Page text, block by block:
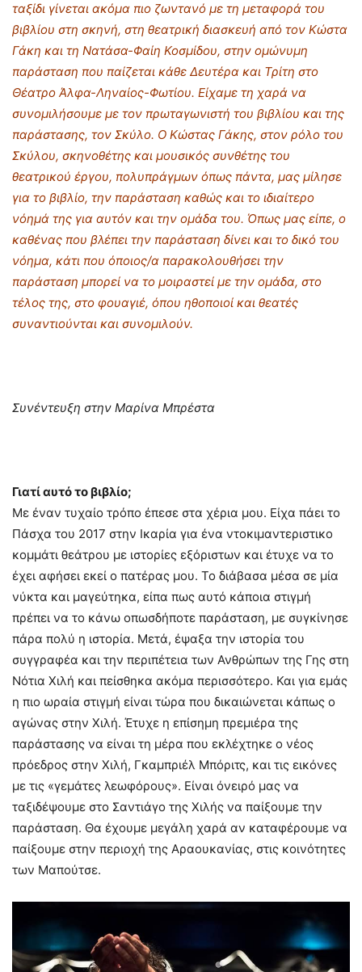
ταξίδι γίνεται ακόμα πιο ζωντανό με τη μεταφορά του
βιβλίου στη σκηνή, στη θεατρική διασκευή από τον Κώστα
Γάκη και τη Νατάσα-Φαίη Κοσμίδου, στην ομώνυμη
παράσταση που παίζεται κάθε Δευτέρα και Τρίτη στο
Θέατρο Άλφα-Ληναίος-Φωτίου. Είχαμε τη χαρά να
συνομιλήσουμε με τον πρωταγωνιστή του βιβλίου και της
παράστασης, τον Σκύλο. Ο Κώστας Γάκης, στον ρόλο του
Σκύλου, σκηνοθέτης και μουσικός συνθέτης του
θεατρικού έργου, πολυπράγμων όπως πάντα, μας μίλησε
για το βιβλίο, την παράσταση καθώς και το ιδιαίτερο
νόημά της για αυτόν και την ομάδα του. Όπως μας είπε, ο
καθένας που βλέπει την παράσταση δίνει και το δικό του
νόημα, κάτι που όποιος/α παρακολουθήσει την
παράσταση μπορεί να το μοιραστεί με την ομάδα, στο
τέλος της, στο φουαγιέ, όπου ηθοποιοί και θεατές
συναντιούνται και συνομιλούν.
Συνέντευξη στην Μαρίνα Μπρέστα
Γιατί αυτό το βιβλίο;
Με έναν τυχαίο τρόπο έπεσε στα χέρια μου. Είχα πάει το
Πάσχα του 2017 στην Ικαρία για ένα ντοκιμαντεριστικο
κομμάτι θεάτρου με ιστορίες εξόριστων και έτυχε να το
έχει αφήσει εκεί ο πατέρας μου. Το διάβασα μέσα σε μία
νύκτα και μαγεύτηκα, είπα πως αυτό κάποια στιγμή
πρέπει να το κάνω οπωσδήποτε παράσταση, με συγκίνησε
πάρα πολύ η ιστορία. Μετά, έψαξα την ιστορία του
συγγραφέα και την περιπέτεια των Ανθρώπων της Γης στη
Νότια Χιλή και πείσθηκα ακόμα περισσότερο. Και για εμάς
η πιο ωραία στιγμή είναι τώρα που δικαιώνεται κάπως ο
αγώνας στην Χιλή. Έτυχε η επίσημη πρεμιέρα της
παράστασης να είναι τη μέρα που εκλέχτηκε ο νέος
πρόεδρος στην Χιλή, Γκαμπριέλ Μπόριτς, και τις εικόνες
με τις «γεμάτες λεωφόρους». Είναι όνειρό μας να
ταξιδέψουμε στο Σαντιάγο της Χιλής να παίξουμε την
παράσταση. Θα έχουμε μεγάλη χαρά αν καταφέρουμε να
παίξουμε στην περιοχή της Αραουκανίας, στις κοινότητες
των Μαπούτσε.